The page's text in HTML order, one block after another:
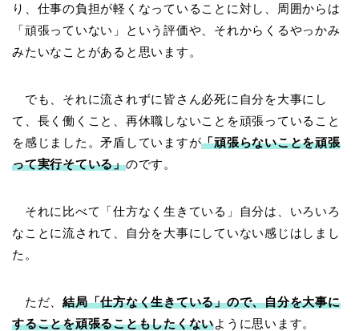
り、仕事の負担が軽くなっていることに対し、周囲からは
「頑張っていない」という評価や、それからくるやっかみ
みたいなことがあると思います。
でも、それに流されずに皆さん必死に自分を大事にし
て、長く働くこと、再休職しないことを頑張っていること
を感じました。矛盾していますが「頑張らないことを頑張
って実行そている」のです。
それに比べて「仕方なく生きている」自分は、いろいろ
なことに流されて、自分を大事にしていない感じはしまし
た。
ただ、結局「仕方なく生きている」ので、自分を大事に
することを頑張ることもしたくないように思います。